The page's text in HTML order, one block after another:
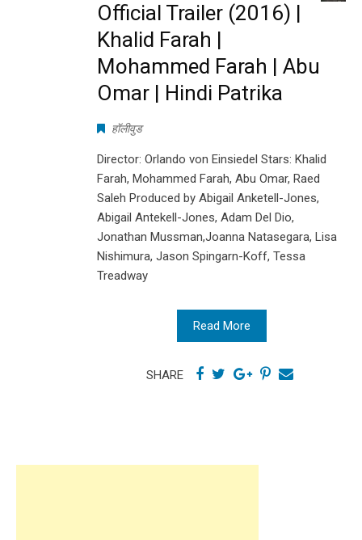
Official Trailer (2016) |
Khalid Farah |
Mohammed Farah | Abu
Omar | Hindi Patrika
हॉलीवुड
Director: Orlando von Einsiedel Stars: Khalid
Farah, Mohammed Farah, Abu Omar, Raed
Saleh Produced by Abigail Anketell-Jones,
Abigail Antekell-Jones, Adam Del Dio,
Jonathan Mussman,Joanna Natasegara, Lisa
Nishimura, Jason Spingarn-Koff, Tessa
Treadway
Read More
SHARE